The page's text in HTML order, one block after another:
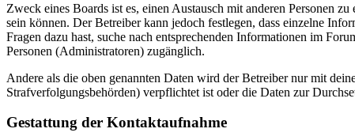
Zweck eines Boards ist es, einen Austausch mit anderen Personen
sein können. Der Betreiber kann jedoch festlegen, dass einzelne
Fragen dazu hast, suche nach entsprechenden Informationen im
Personen (Administratoren) zugänglich.
Andere als die oben genannten Daten wird der Betreiber nur mit
Strafverfolgungsbehörden) verpflichtet ist oder die Daten zur
Gestattung der Kontaktaufnahme